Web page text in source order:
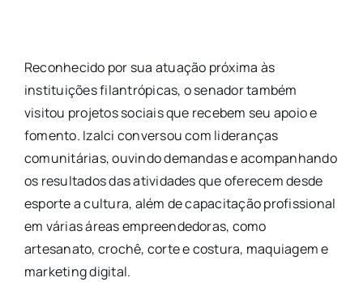
Reconhecido por sua atuação próxima às
instituições filantrópicas, o senador também
visitou projetos sociais que recebem seu apoio e
fomento. Izalci conversou com lideranças
comunitárias, ouvindo demandas e acompanhando
os resultados das atividades que oferecem desde
esporte a cultura, além de capacitação profissional
em várias áreas empreendedoras, como
artesanato, crochê, corte e costura, maquiagem e
marketing digital.